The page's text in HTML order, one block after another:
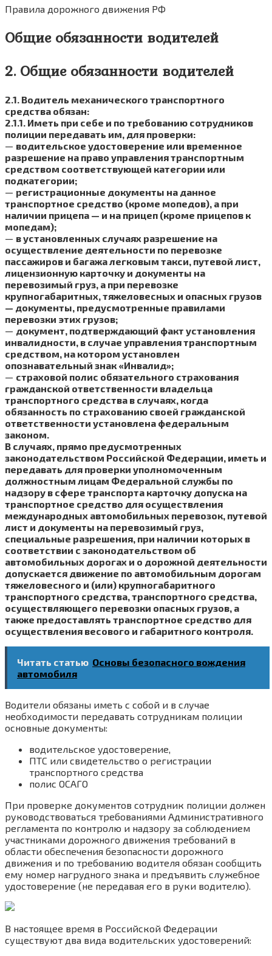
Правила дорожного движения РФ
Общие обязанности водителей
2. Общие обязанности водителей
2.1. Водитель механического транспортного
средства обязан:
2.1.1. Иметь при себе и по требованию сотрудников
полиции передавать им, для проверки:
— водительское удостоверение или временное
разрешение на право управления транспортным
средством соответствующей категории или
подкатегории;
— регистрационные документы на данное
транспортное средство (кроме мопедов), а при
наличии прицепа — и на прицеп (кроме прицепов к
мопедам);
— в установленных случаях разрешение на
осуществление деятельности по перевозке
пассажиров и багажа легковым такси, путевой лист,
лицензионную карточку и документы на
перевозимый груз, а при перевозке
крупногабаритных, тяжеловесных и опасных грузов
— документы, предусмотренные правилами
перевозки этих грузов;
— документ, подтверждающий факт установления
инвалидности, в случае управления транспортным
средством, на котором установлен
опознавательный знак «Инвалид»;
— страховой полис обязательного страхования
гражданской ответственности владельца
транспортного средства в случаях, когда
обязанность по страхованию своей гражданской
ответственности установлена федеральным
законом.
В случаях, прямо предусмотренных
законодательством Российской Федерации, иметь и
передавать для проверки уполномоченным
должностным лицам Федеральной службы по
надзору в сфере транспорта карточку допуска на
транспортное средство для осуществления
международных автомобильных перевозок, путевой
лист и документы на перевозимый груз,
специальные разрешения, при наличии которых в
соответствии с законодательством об
автомобильных дорогах и о дорожной деятельности
допускается движение по автомобильным дорогам
тяжеловесного и (или) крупногабаритного
транспортного средства, транспортного средства,
осуществляющего перевозки опасных грузов, а
также предоставлять транспортное средство для
осуществления весового и габаритного контроля.
Читать статью Основы безопасного вождения
автомобиля
Водители обязаны иметь с собой и в случае
необходимости передавать сотрудникам полиции
основные документы:
водительское удостоверение,
ПТС или свидетельство о регистрации
транспортного средства
полис ОСАГО
При проверке документов сотрудник полиции должен
руководствоваться требованиями Административного
регламента по контролю и надзору за соблюдением
участниками дорожного движения требований в
области обеспечения безопасности дорожного
движения и по требованию водителя обязан сообщить
ему номер нагрудного знака и предъявить служебное
удостоверение (не передавая его в руки водителю).
В настоящее время в Российской Федерации
существуют два вида водительских удостоверений: